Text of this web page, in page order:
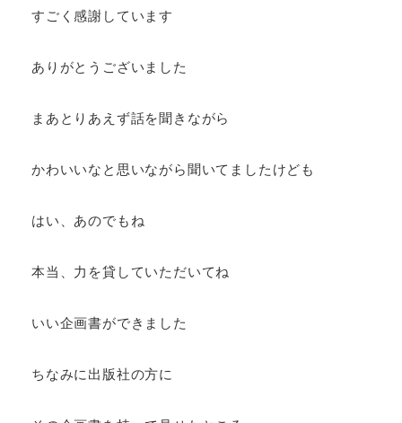
すごく感謝しています
ありがとうございました
まあとりあえず話を聞きながら
かわいいなと思いながら聞いてましたけども
はい、あのでもね
本当、力を貸していただいてね
いい企画書ができました
ちなみに出版社の方に